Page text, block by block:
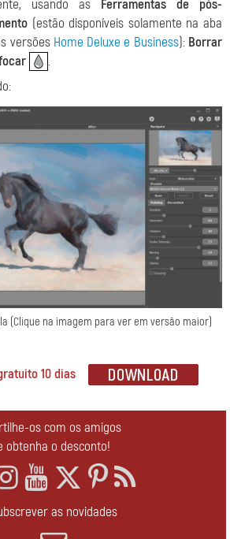
usando as Ferramentas de pós-
(estão disponíveis solamente na aba
versões Home Deluxe e Business): Borrar
.
(Clique na imagem para ver em versão maior)
10 dias
os com os amigos
obtenha o desconto!
as novidades